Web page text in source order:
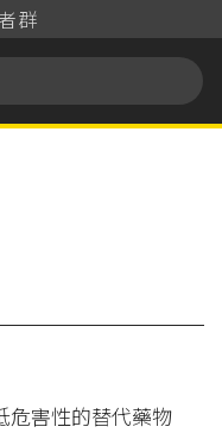
群
危害性的替代藥物